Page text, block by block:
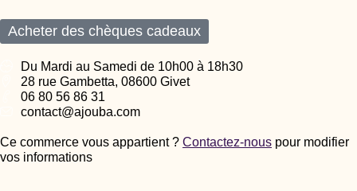
Acheter des chèques cadeaux
Du Mardi au Samedi de 10h00 à 18h30
28 rue Gambetta, 08600 Givet
06 80 56 86 31
contact@ajouba.com
Ce commerce vous appartient ? Contactez-nous pour modifier
vos informations